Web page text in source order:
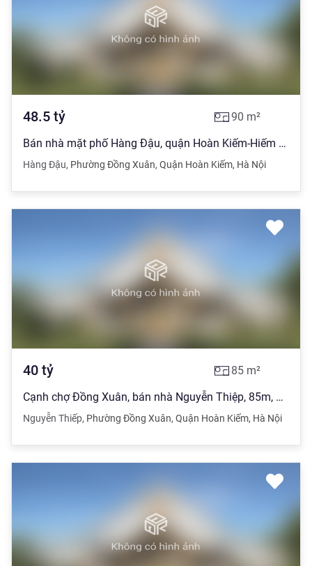
48.5 tỷ 90 m²
Bán nhà mặt phố Hàng Đậu, quận Hoàn Kiếm-Hiếm nhà bán- KD-Chỉ 48.5 tỷ
Hàng Đậu, Phường Đồng Xuân, Quận Hoàn Kiếm, Hà Nội
40 tỷ 85 m²
Cạnh chợ Đồng Xuân, bán nhà Nguyễn Thiệp, 85m, 8 tầng thang máy, 40 tỷ
Nguyễn Thiếp, Phường Đồng Xuân, Quận Hoàn Kiếm, Hà Nội